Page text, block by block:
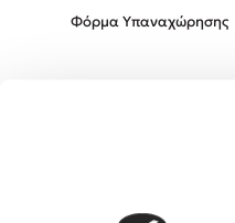
Φόρμα Υπαναχώρησης